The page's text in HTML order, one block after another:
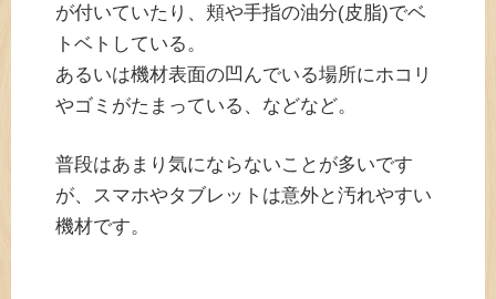
が付いていたり、頬や手指の油分(皮脂)でベ
トベトしている。
あるいは機材表面の凹んでいる場所にホコリ
やゴミがたまっている、などなど。
普段はあまり気にならないことが多いです
が、スマホやタブレットは意外と汚れやすい
機材です。